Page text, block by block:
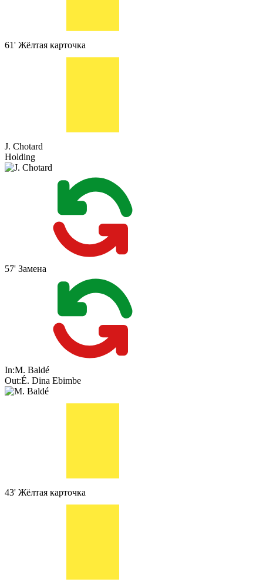
61' Жёлтая карточка
J. Chotard
Holding
57' Замена
In:M. Baldé
Out:É. Dina Ebimbe
43' Жёлтая карточка